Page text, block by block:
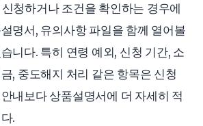
청하거나 조건을 확인하는 경우에
명서, 유의사항 파일을 함께 열어볼
니다. 특히 연령 예외, 신청 기간, 소
, 중도해지 처리 같은 항목은 신청
내보다 상품설명서에 더 자세히 적
.